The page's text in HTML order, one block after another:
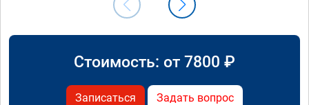
Стоимость: от 7800 ₽
Записаться Задать вопрос